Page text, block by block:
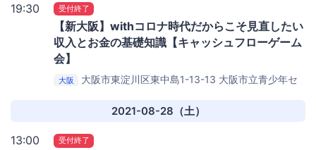
19:30 受付終了
【新大阪】withコロナ時代だからこそ見直したい
収入とお金の基礎知識【キャッシュフローゲーム
会】
大阪 大阪市東淀川区東中島1-13-13 大阪市立青少年セ
2021-08-28（土）
13:00 受付終了